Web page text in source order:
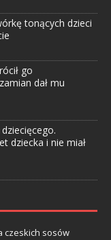
tonących dzieci
go
dał mu
dziecka i nie miał
czeskich sosów